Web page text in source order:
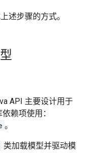
述步骤的方式。
API 主要设计用于
赖项使用：
。
类加载模型并驱动模